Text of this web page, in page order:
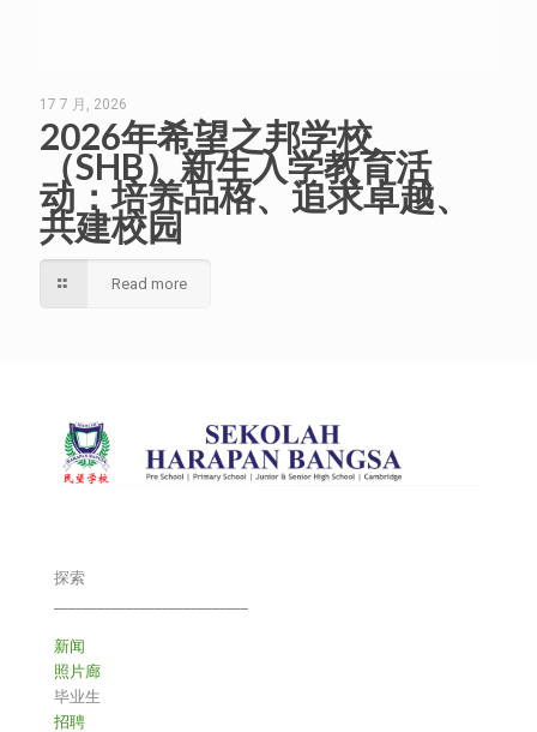
17 7 月, 2026
2026年希望之邦学校
（SHB）新生入学教育活
动：培养品格、追求卓越、
共建校园
Read more
探索
新闻
照片廊
毕业生
招聘